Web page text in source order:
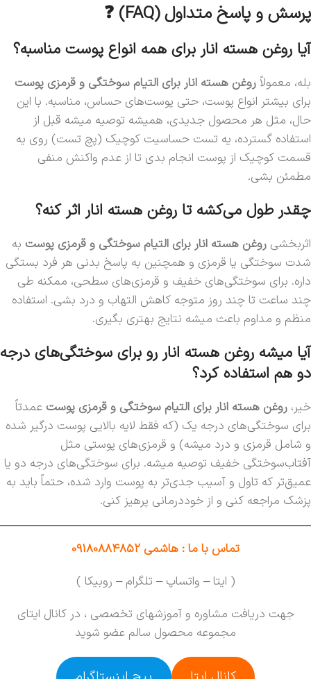
پرسش و پاسخ متداول (FAQ) ❓
آیا روغن هسته انار برای همه انواع پوست مناسبه؟
بله، معمولاً روغن هسته انار برای التیام سوختگی‌ و قرمزی‌ پوست
برای بیشتر انواع پوست، حتی پوست‌های حساس، مناسبه. با این
حال، مثل هر محصول جدیدی، همیشه توصیه میشه قبل از
استفاده گسترده، یه تست حساسیت کوچیک (پچ تست) روی یه
قسمت کوچیک از پوست انجام بدی تا از عدم واکنش منفی
مطمئن بشی.
چقدر طول می‌کشه تا روغن هسته انار اثر کنه؟
اثربخشی روغن هسته انار برای التیام سوختگی‌ و قرمزی‌ پوست به
شدت سوختگی یا قرمزی و همچنین به پاسخ بدنی هر فرد بستگی
داره. برای سوختگی‌های خفیف و قرمزی‌های سطحی، ممکنه طی
چند ساعت تا چند روز متوجه کاهش التهاب و درد بشی. استفاده
منظم و مداوم باعث میشه نتایج بهتری بگیری.
آیا میشه روغن هسته انار رو برای سوختگی‌های درجه
دو هم استفاده کرد؟
خیر، روغن هسته انار برای التیام سوختگی‌ و قرمزی‌ پوست عمدتاً
برای سوختگی‌های درجه یک (که فقط لایه بالایی پوست درگیر شده
و شامل قرمزی و درد میشه) و قرمزی‌های پوستی مثل
آفتاب‌سوختگی خفیف توصیه میشه. برای سوختگی‌های درجه دو یا
عمیق‌تر که تاول و آسیب جدی‌تر به پوست وارد شده، حتماً باید به
پزشک مراجعه کنی و از خوددرمانی پرهیز کنی.
تماس با ما : هاشمی 09180884852
( ایتا – واتساپ – تلگرام – روبیکا )
جهت دریافت مشاوره و آموزشهای تخصصی ، در کانال ایتای
مجموعه محصول سالم عضو شوید